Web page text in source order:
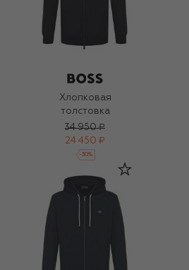
Хлопковая
толстовка
34 950 ₽
24 450 ₽
-30%